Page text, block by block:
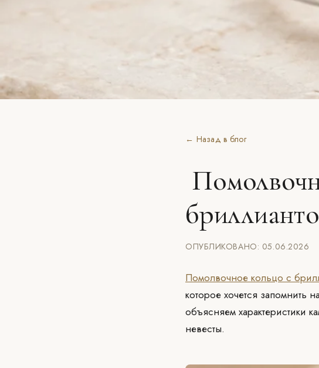
← Назад в блог
ОПУБЛИКОВАНО: 05.06.2026
Помолвочное кольцо с
которое хочется запомнить
объясняем характеристики
невесты.